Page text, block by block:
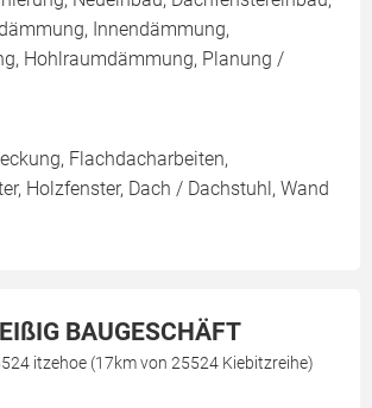
Innendämmung,
Hohlraumdämmung, Planung /
Flachdacharbeiten,
Holzfenster, Dach / Dachstuhl, Wand
BAUGESCHÄFT
itzehoe (17km von 25524 Kiebitzreihe)